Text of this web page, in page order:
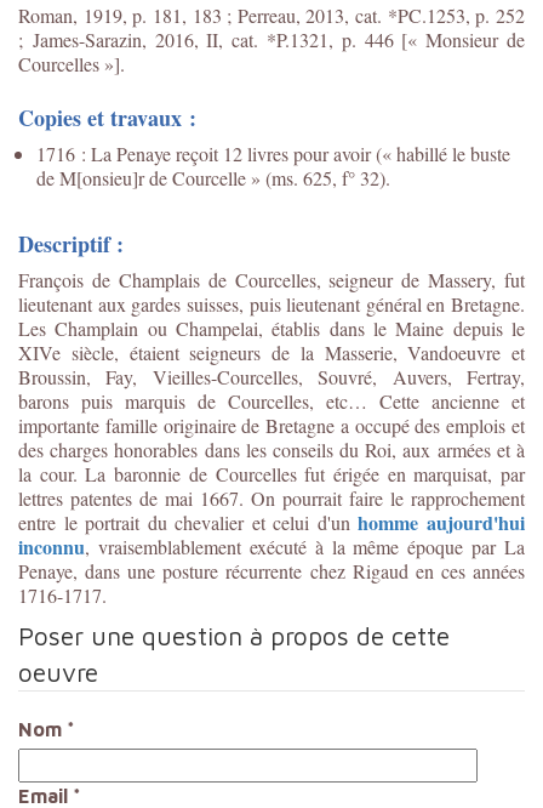
Roman, 1919, p. 181, 183 ; Perreau, 2013, cat. *PC.1253, p. 252
; James-Sarazin, 2016, II, cat. *P.1321, p. 446 [« Monsieur de
Courcelles »].
Copies et travaux :
1716 : La Penaye reçoit 12 livres pour avoir (« habillé le buste
de M[onsieu]r de Courcelle » (ms. 625, f° 32).
Descriptif :
François de Champlais de Courcelles, seigneur de Massery, fut
lieutenant aux gardes suisses, puis lieutenant général en Bretagne.
Les Champlain ou Champelai, établis dans le Maine depuis le
XIVe siècle, étaient seigneurs de la Masserie, Vandoeuvre et
Broussin, Fay, Vieilles-Courcelles, Souvré, Auvers, Fertray,
barons puis marquis de Courcelles, etc… Cette ancienne et
importante famille originaire de Bretagne a occupé des emplois et
des charges honorables dans les conseils du Roi, aux armées et à
la cour. La baronnie de Courcelles fut érigée en marquisat, par
lettres patentes de mai 1667. On pourrait faire le rapprochement
entre le portrait du chevalier et celui d'unhomme aujourd'hui
inconnu, vraisemblablement exécuté à la même époque par La
Penaye, dans une posture récurrente chez Rigaud en ces années
1716-1717.
Poser une question à propos de cette
oeuvre
Nom *
Email *